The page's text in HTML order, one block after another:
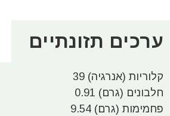
ערכים תזונתיים
קלוריות (אנרגיה) 39
חלבונים (גרם) 0.91
פחמימות (גרם) 9.54